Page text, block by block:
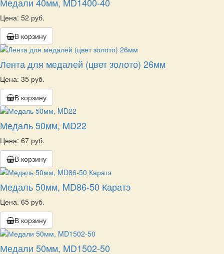
Цена: 52 руб.
В корзину
Лента для медалей (цвет золото) 26мм
Цена: 35 руб.
В корзину
Медаль 50мм, MD22
Цена: 67 руб.
В корзину
Медаль 50мм, MD86-50 Каратэ
Цена: 65 руб.
В корзину
Медали 50мм, MD1502-50